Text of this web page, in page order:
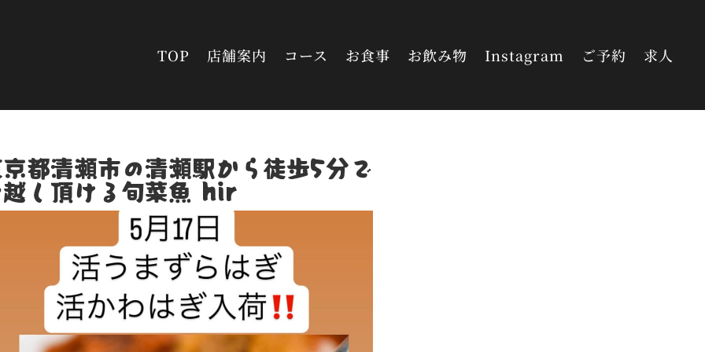
TOP 店舗案内 コース お食事 お飲み物 Instagram ご予約 求人
都清瀬市の清瀬駅から徒歩5分で
し頂ける旬菜魚 hir